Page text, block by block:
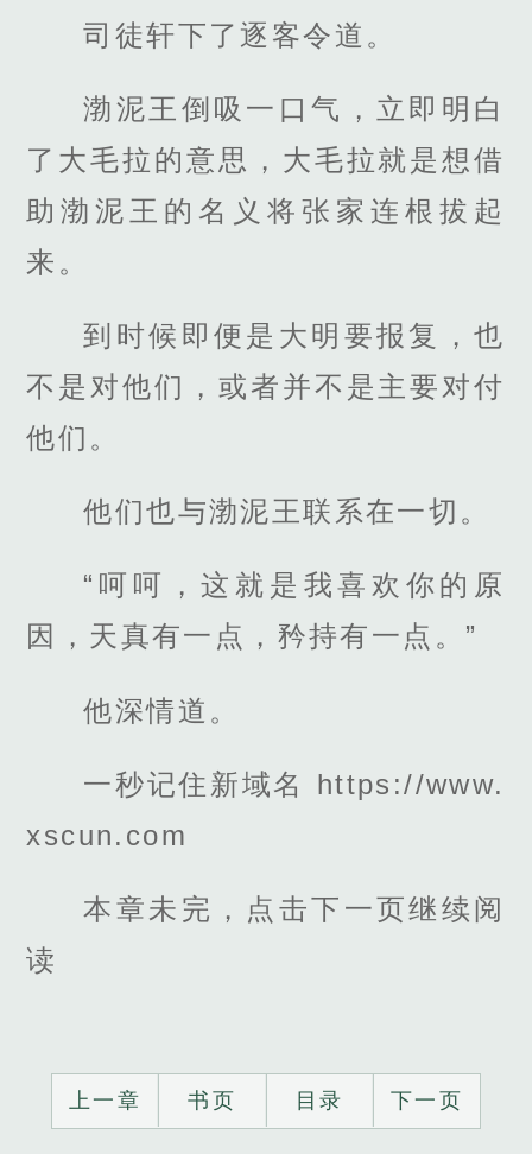
司徒轩下了逐客令道。
渤泥王倒吸一口气，立即明白
了大毛拉的意思，大毛拉就是想借
助渤泥王的名义将张家连根拔起
来。
到时候即便是大明要报复，也
不是对他们，或者并不是主要对付
他们。
他们也与渤泥王联系在一切。
“呵呵，这就是我喜欢你的原
因，天真有一点，矜持有一点。”
他深情道。
一秒记住新域名 https://www.
xscun.com
本章未完，点击下一页继续阅
读
上一章 书页 目录 下一页